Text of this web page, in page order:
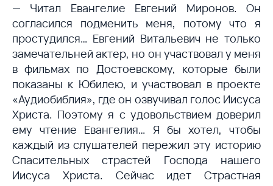
— Читал Евангелие Евгений Миронов. Он
согласился подменить меня, потому что я
простудился… Евгений Витальевич не только
замечательней актер, но он участвовал у меня
в фильмах по Достоевскому, которые были
показаны к Юбилею, и участвовал в проекте
«Аудиобиблия», где он озвучивал голос Иисуса
Христа. Поэтому я с удовольствием доверил
ему чтение Евангелия… Я бы хотел, чтобы
каждый из слушателей пережил эту историю
Спасительных страстей Господа нашего
Иисуса Христа. Сейчас идет Страстная